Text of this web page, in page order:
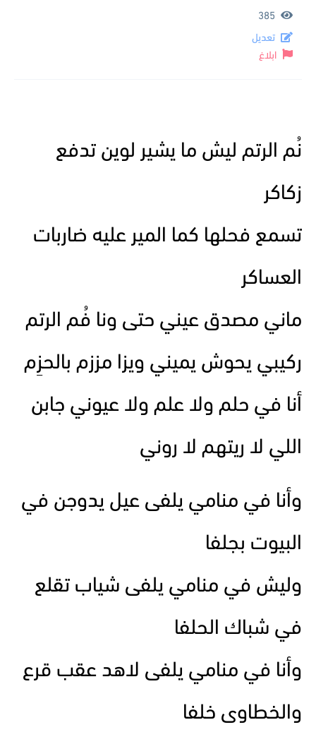
نُم الرتم ليش ما يشير لوين تدفع
زكاكر
تسمع فحلها كما المير عليه ضاربات
العساكر
ماني مصدق عيني حتى ونا فُم الرتم
ركيبي يحوش يميني ويزا مززم بالحزِم
أنا في حلم ولا علم ولا عيوني جابن
اللي لا ريتهم لا روني
وأنا في منامي يلفى عيل يدوجن في
البيوت بجلفا
وليش في منامي يلفى شياب تقلع
في شباك الحلفا
وأنا في منامي يلفى لاهد عقب قرع
والخطاوى خلفا
385
تعديل
ابلاغ